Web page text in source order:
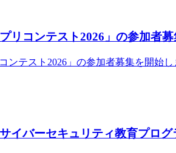
リコンテスト2026」の参加者
ンテスト2026」の参加者募集を開始し
イバーセキュリティ教育プロ